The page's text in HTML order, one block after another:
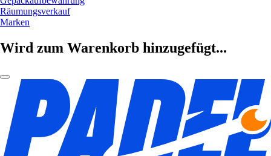
Räumungsverkauf
Marken
Wird zum Warenkorb hinzugefügt...